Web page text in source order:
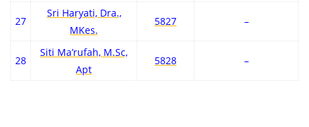
27
Sri Haryati, Dra.,
MKes.
5827 –
28
Siti Ma’rufah, M.Sc,
Apt
5828 –